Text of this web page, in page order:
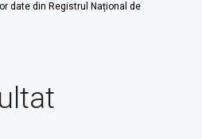
date din Registrul Național de